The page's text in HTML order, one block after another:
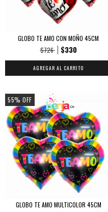
GLOBO TE AMO CON MOÑO 45CM
$726
$330
55% OFF
GLOBO TE AMO MULTICOLOR 45CM